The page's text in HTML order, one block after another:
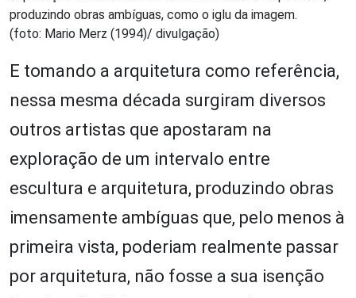
produzindo obras ambíguas, como o iglu da imagem.
(foto: Mario Merz (1994)/ divulgação)
E tomando a arquitetura como referência,
nessa mesma década surgiram diversos
outros artistas que apostaram na
exploração de um intervalo entre
escultura e arquitetura, produzindo obras
imensamente ambíguas que, pelo menos à
primeira vista, poderiam realmente passar
por arquitetura, não fosse a sua isenção